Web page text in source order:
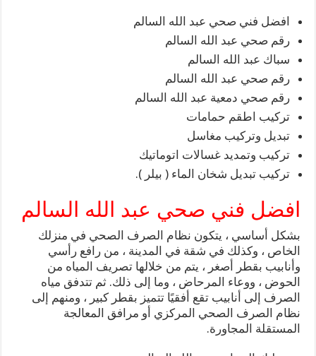
افضل فني صحي عبد الله السالم
رقم صحي عبد الله السالم
سباك عبد الله السالم
رقم صحي عبد الله السالم
رقم صحي دمعية عبد الله السالم
تركيب اطقم حمامات
تبديل وتركيب مغاسل
تركيب وتمديد غسالات اتوماتيك
تركيب تبديل شخان الماء ( بيلر ).
افضل فني صحي عبد الله السالم
بشكل أساسي ، يتكون نظام الصرف الصحي في منزلك
الخاص ، وكذلك في شقة في المدينة ، من رافع رأسي
وأنابيب بقطر أصغر ، يتم من خلالها تصريف المياه من
الحوض ، ووعاء المرحاض ، وما إلى ذلك. ثم تتدفق مياه
الصرف إلى أنابيب تقع أفقيًا تتميز بقطر كبير ، ومنهم إلى
نظام الصرف الصحي المركزي أو مرافق المعالجة
المستقلة المجاورة.